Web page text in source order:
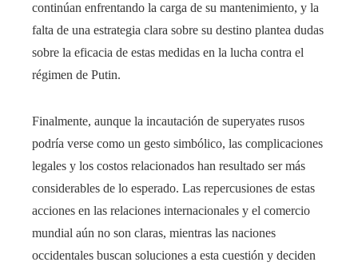
continúan enfrentando la carga de su mantenimiento, y la
falta de una estrategia clara sobre su destino plantea dudas
sobre la eficacia de estas medidas en la lucha contra el
régimen de Putin.
Finalmente, aunque la incautación de superyates rusos
podría verse como un gesto simbólico, las complicaciones
legales y los costos relacionados han resultado ser más
considerables de lo esperado. Las repercusiones de estas
acciones en las relaciones internacionales y el comercio
mundial aún no son claras, mientras las naciones
occidentales buscan soluciones a esta cuestión y deciden